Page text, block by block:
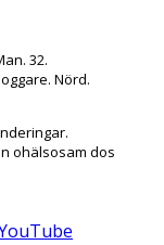
32.
Nörd.
ohälsosam dos